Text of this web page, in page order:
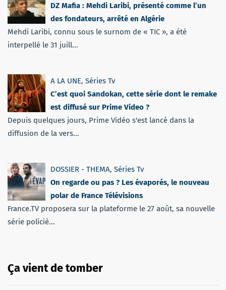
DZ Mafia : Mehdi Laribi, présenté comme l’un
des fondateurs, arrêté en Algérie
Mehdi Laribi, connu sous le surnom de « TIC », a été
interpellé le 31 juill...
A LA UNE, Séries Tv
C’est quoi Sandokan, cette série dont le remake
est diffusé sur Prime Video ?
Depuis quelques jours, Prime Vidéo s'est lancé dans la
diffusion de la vers...
DOSSIER - THEMA, Séries Tv
On regarde ou pas ? Les évaporés, le nouveau
polar de France Télévisions
France.TV proposera sur la plateforme le 27 août, sa nouvelle
série policiè...
Ça vient de tomber